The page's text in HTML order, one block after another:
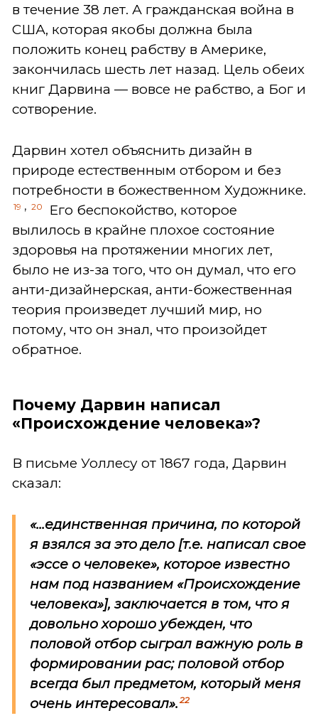
в течение 38 лет. А гражданская война в
США, которая якобы должна была
положить конец рабству в Америке,
закончилась шесть лет назад. Цель обеих
книг Дарвина — вовсе не рабство, а Бог и
сотворение.
Дарвин хотел объяснить дизайн в
природе естественным отбором и без
потребности в божественном Художнике.
19 , 20
Его беспокойство, которое
вылилось в крайне плохое состояние
здоровья на протяжении многих лет,
было не из-за того, что он думал, что его
анти-дизайнерская, анти-божественная
теория произведет лучший мир, но
потому, что он знал, что произойдет
обратное.
Почему Дарвин написал
«Происхождение человека»?
В письме Уоллесу от 1867 года, Дарвин
сказал:
«...единственная причина, по которой
я взялся за это дело [т.е. написал свое
«эссе о человеке», которое известно
нам под названием «Происхождение
человека»], заключается в том, что я
довольно хорошо убежден, что
половой отбор сыграл важную роль в
формировании рас; половой отбор
всегда был предметом, который меня
очень интересовал». 22